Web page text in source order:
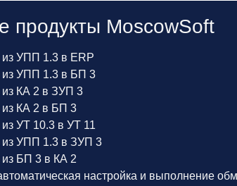
продукты MoscowSoft
УПП 1.3 в ERP
из УПП 1.3 в БП 3
КА 2 в ЗУП 3
КА 2 в БП 3
УТ 10.3 в УТ 11
из УПП 1.3 в ЗУП 3
БП 3 в КА 2
настройка и выполнение